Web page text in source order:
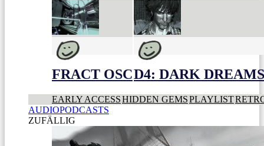
FRACT OSCD4: DARK
EARLY ACCESSHIDDEN GEMSPLAYLIST
AUDIOPODCASTS
ZUFÄLLIG